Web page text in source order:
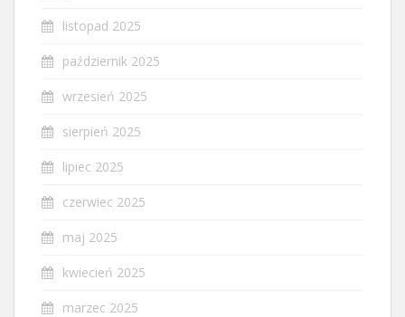
listopad 2025
październik 2025
wrzesień 2025
sierpień 2025
lipiec 2025
czerwiec 2025
maj 2025
kwiecień 2025
marzec 2025